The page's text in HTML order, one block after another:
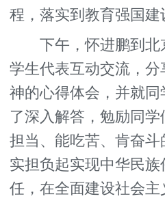
程，落实到教育强国建
下午，怀进鹏到北
学生代表互动交流，
神的心得体会，并就
了深入解答，勉励同
担当、能吃苦、肯奋斗
实担负起实现中华民
任，在全面建设社会